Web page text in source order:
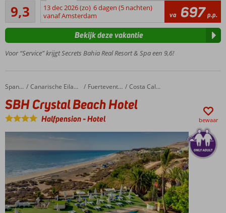
hotel,
direct
aan
strand
Minimum
leeftijd 18
Keuze uit
diverse
restaurants
en bars
Volop
Halfpension
of Ultra All
Inclusive
ook
mogelijk
9,3
Uitstekend
16
beoordelingen
13 dec 2026 (zo) 6 dagen (5 nachten)
vanaf Amsterdam
va 697 p.p.
Voor “Service” krijgt Secrets Bahia Real Resort & Spa een 9,6!
Bekijk deze vakantie
Home Spanje Canarische Eilanden Fuerteventura Costa Calma
SBH Crystal Beach Hotel
SBH Crystal Beach Hotel
Halfpension-Hotel bewaar